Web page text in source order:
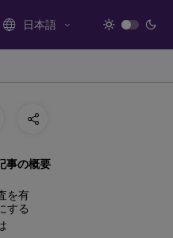
日本語
事の概要
を有
する